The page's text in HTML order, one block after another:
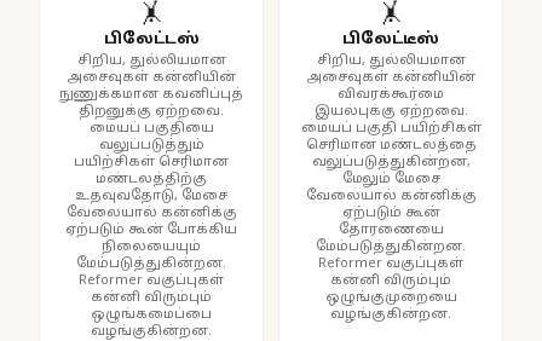
🤸
பிலேட்டஸ்
சிறிய, துல்லியமான
அசைவுகள் கன்னியின்
நுணுக்கமான கவனிப்புத்
திறனுக்கு ஏற்றவை.
மையப் பகுதியை
வலுப்படுத்தும்
பயிற்சிகள் செரிமான
மண்டலத்திற்கு
உதவுவதோடு, மேசை
வேலையால் கன்னிக்கு
ஏற்படும் கூன் போக்கிய
நிலையையும்
மேம்படுத்துகின்றன.
Reformer வகுப்புகள்
கன்னி விரும்பும்
ஒழுங்கமைப்பை
வழங்குகின்றன.
🤸
பிலேட்டீஸ்
சிறிய, துல்லியமான
அசைவுகள் கன்னியின்
விவரக்கூர்மை
இயல்புக்கு ஏற்றவை.
மையப் பகுதி பயிற்சிகள்
செரிமான மண்டலத்தை
வலுப்படுத்துகின்றன,
மேலும் மேசை
வேலையால் கன்னிக்கு
ஏற்படும் கூன்
தோரணையை
மேம்படுத்துகின்றன.
Reformer வகுப்புகள்
கன்னி விரும்பும்
ஒழுங்குமுறையை
வழங்குகின்றன.